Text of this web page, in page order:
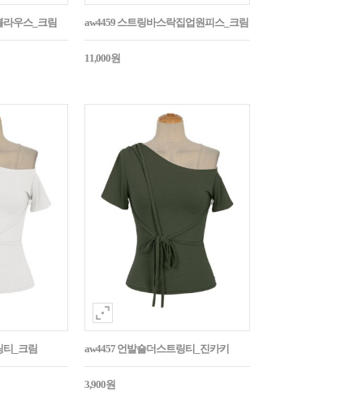
라우스_크림 aw4459 스트링바스락집업원피스_크림
11,000원
티_크림 aw4457 언발숄더스트링티_진카키
3,900원